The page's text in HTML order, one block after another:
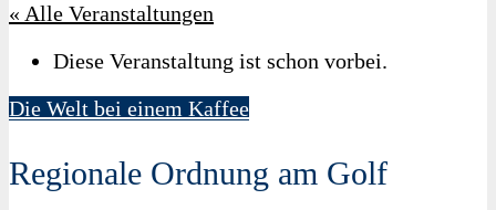
« Alle Veranstaltungen
Diese Veranstaltung ist schon vorbei.
Die Welt bei einem Kaffee
Regionale Ordnung am Golf